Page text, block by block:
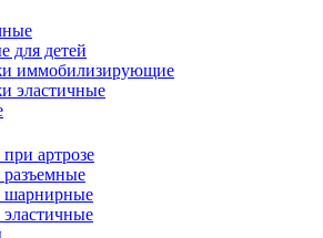
для детей
иммобилизирующие
эластичные
артрозе
шарнирные